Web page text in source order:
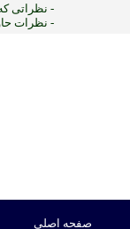
- نظراتی
- نظرات
صفحه اصلی